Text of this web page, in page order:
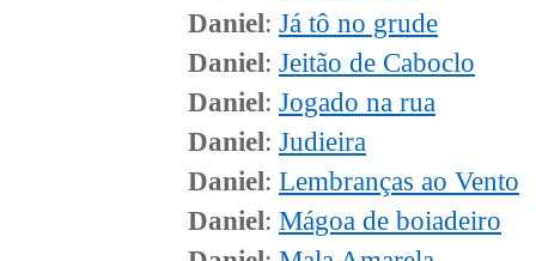
Daniel: Já tô no grude
Daniel: Jeitão de Caboclo
Daniel: Jogado na rua
Daniel: Judieira
Daniel: Lembranças ao Vento
Daniel: Mágoa de boiadeiro